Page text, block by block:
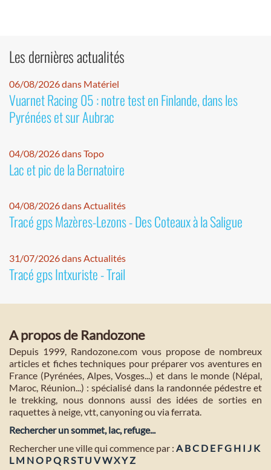
Les dernières actualités
06/08/2026 dans Matériel
Vuarnet Racing 05 : notre test en Finlande, dans les
Pyrénées et sur Aubrac
04/08/2026 dans Topo
Lac et pic de la Bernatoire
04/08/2026 dans Actualités
Tracé gps Mazères-Lezons - Des Coteaux à la Saligue
31/07/2026 dans Actualités
Tracé gps Intxuriste - Trail
A propos de Randozone
Depuis 1999, Randozone.com vous propose de nombreux
articles et fiches techniques pour préparer vos aventures en
France (Pyrénées, Alpes, Vosges...) et dans le monde (Népal,
Maroc, Réunion...) : spécialisé dans la randonnée pédestre et
le trekking, nous donnons aussi des idées de sorties en
raquettes à neige, vtt, canyoning ou via ferrata.
Rechercher un sommet, lac, refuge...
Rechercher une ville qui commence par : A BC D E FG H I J K
L M NO PQ RST U VWXYZ